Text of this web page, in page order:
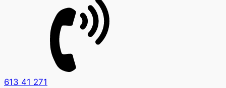
613 41 271